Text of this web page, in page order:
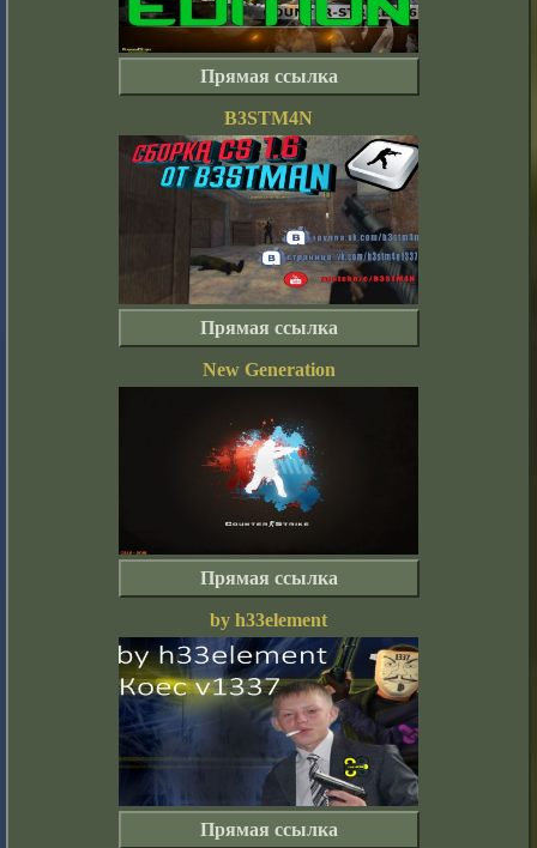
Прямая ссылка
B3STM4N
Прямая ссылка
New Generation
Прямая ссылка
by h33element
Прямая ссылка